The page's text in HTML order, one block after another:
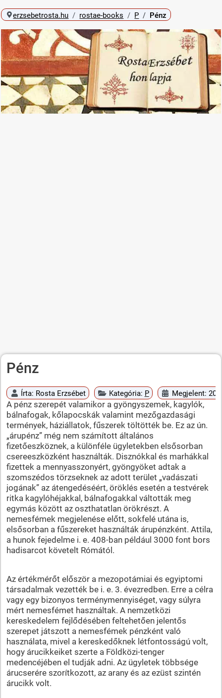
erzsebetrosta.hu rostae-books P Pénz
Pénz
Írta: Rosta Erzsébet Kategória: P Megjelent:
A pénz szerepét valamikor a gyöngyszemek, kagylók,
bálnafogak, kőlapocskák valamint mezőgazdasági
termények, háziállatok, fűszerek töltötték be. Ez az ún.
„árupénz” még nem számított általános
fizetőeszköznek, a különféle ügyletekben elsősorban
csereeszközként használták. Disznókkal és marhákkal
fizettek a mennyasszonyért, gyöngyöket adtak a
szomszédos törzseknek az adott terület „vadászati
jogának” az átengedéséért, öröklés esetén a testvérek
ritka kagylóhéjakkal, bálnafogakkal váltották meg
egymás között az oszthatatlan örökrészt. A
nemesfémek megjelenése előtt, sokfelé utána is,
elsősorban a fűszereket használták árupénzként. Attila,
a hunok fejedelme i. e. 408-ban például 3000 font bors
hadisarcot követelt Rómától.
Az értékmérőt először a mezopotámiai és egyiptomi
társadalmak vezették be i. e. 3. évezredben. Erre a célra
vagy egy bizonyos terménymennyiséget, vagy súlyra
mért nemesfémet használtak. A nemzetközi
kereskedelem fejlődésében feltehetően jelentős
szerepet játszott a nemesfémek pénzként való
használata, mivel a kereskedőknek létfontosságú volt,
hogy árucikkeiket szerte a Földközi-tenger
medencéjében el tudják adni. Az ügyletek többsége
árucserére szorítkozott, az arany és az ezüst szintén
árucikk volt.